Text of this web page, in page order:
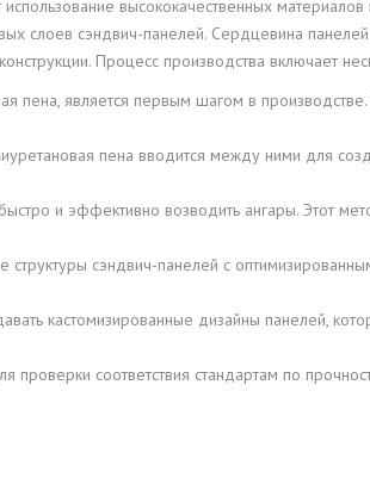
высококачественных
слоев сэндвич-панелей. Сердцевина панелей
Процесс производства включает
пена, является первым шагом в
пена вводится между ними для
и эффективно возводить ангары. Этот
структуры сэндвич-панелей с
кастомизированные дизайны панелей,
проверки соответствия стандартам по